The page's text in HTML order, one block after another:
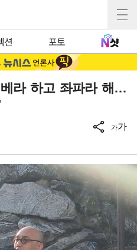
션 포토
라 하고 좌파라 해…
가가